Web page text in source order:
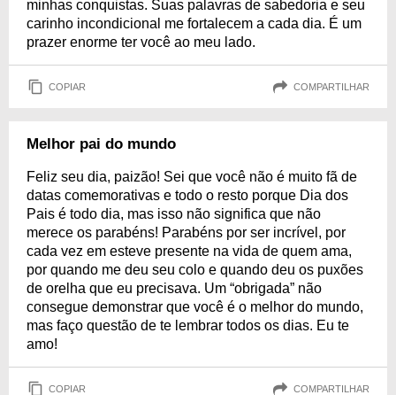
minhas conquistas. Suas palavras de sabedoria e seu
carinho incondicional me fortalecem a cada dia. É um
prazer enorme ter você ao meu lado.
COPIAR COMPARTILHAR
Melhor pai do mundo
Feliz seu dia, paizão! Sei que você não é muito fã de
datas comemorativas e todo o resto porque Dia dos
Pais é todo dia, mas isso não significa que não
merece os parabéns! Parabéns por ser incrível, por
cada vez em esteve presente na vida de quem ama,
por quando me deu seu colo e quando deu os puxões
de orelha que eu precisava. Um “obrigada” não
consegue demonstrar que você é o melhor do mundo,
mas faço questão de te lembrar todos os dias. Eu te
amo!
COPIAR COMPARTILHAR